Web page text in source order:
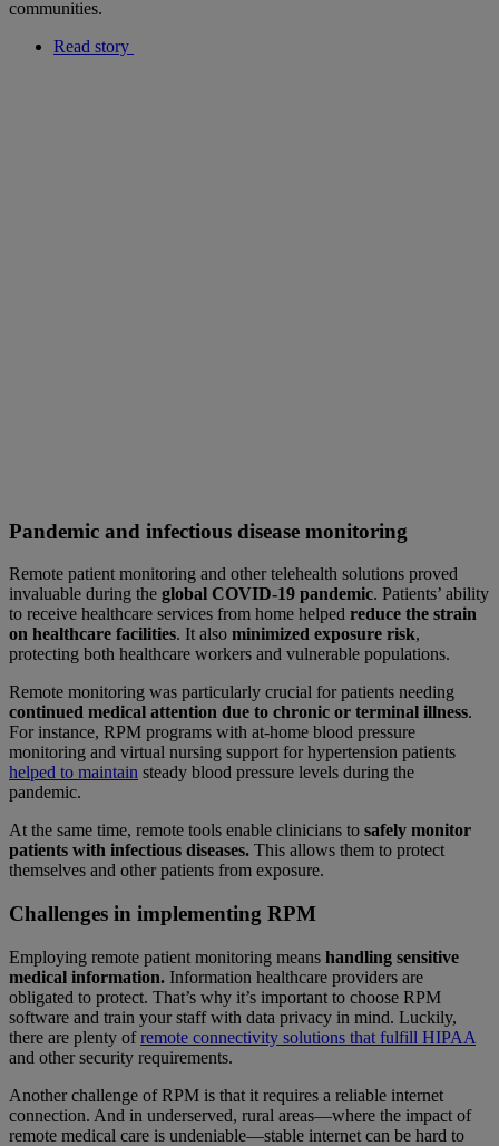
communities.
Read story
Pandemic and infectious disease monitoring
Remote patient monitoring and other telehealth solutions proved
invaluable during the global COVID-19 pandemic. Patients’ ability
to receive healthcare services from home helped reduce the strain
on healthcare facilities. It also minimized exposure risk,
protecting both healthcare workers and vulnerable populations.
Remote monitoring was particularly crucial for patients needing
continued medical attention due to chronic or terminal illness.
For instance, RPM programs with at-home blood pressure
monitoring and virtual nursing support for hypertension patients
helped to maintain steady blood pressure levels during the
pandemic.
At the same time, remote tools enable clinicians to safely monitor
patients with infectious diseases. This allows them to protect
themselves and other patients from exposure.
Challenges in implementing RPM
Employing remote patient monitoring means handling sensitive
medical information. Information healthcare providers are
obligated to protect. That’s why it’s important to choose RPM
software and train your staff with data privacy in mind. Luckily,
there are plenty ofremote connectivity solutions that fulfill HIPAA
and other security requirements.
Another challenge of RPM is that it requires a reliable internet
connection. And in underserved, rural areas—where the impact of
remote medical care is undeniable—stable internet can be hard to